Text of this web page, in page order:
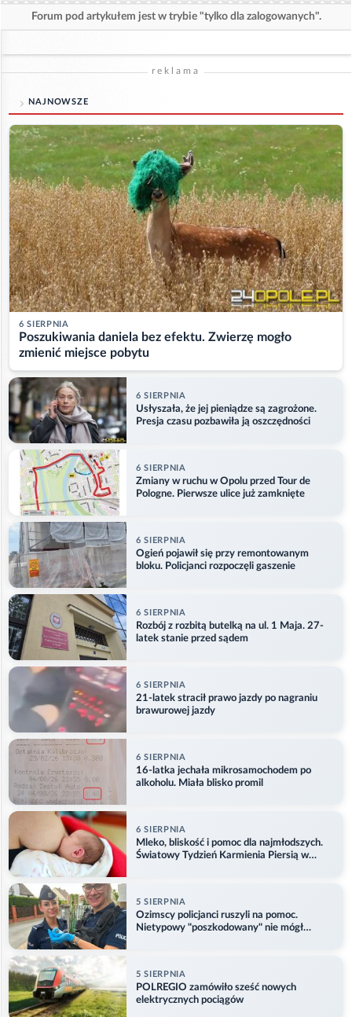
Forum pod artykułem jest w trybie "tylko dla zalogowanych".
reklama
NAJNOWSZE
6 SIERPNIA
Poszukiwania daniela bez efektu. Zwierzę mogło
zmienić miejsce pobytu
6 SIERPNIA
Usłyszała, że jej pieniądze są zagrożone.
Presja czasu pozbawiła ją oszczędności
6 SIERPNIA
Zmiany w ruchu w Opolu przed Tour de
Pologne. Pierwsze ulice już zamknięte
6 SIERPNIA
Ogień pojawił się przy remontowanym
bloku. Policjanci rozpoczęli gaszenie
6 SIERPNIA
Rozbój z rozbitą butelką na ul. 1 Maja. 27-
latek stanie przed sądem
6 SIERPNIA
21-latek stracił prawo jazdy po nagraniu
brawurowej jazdy
6 SIERPNIA
16-latka jechała mikrosamochodem po
alkoholu. Miała blisko promil
6 SIERPNIA
Mleko, bliskość i pomoc dla najmłodszych.
Światowy Tydzień Karmienia Piersią w
5 SIERPNIA
Ozimscy policjanci ruszyli na pomoc.
Nietypowy "poszkodowany" nie mógł
5 SIERPNIA
POLREGIO zamówiło sześć nowych
elektrycznych pociągów